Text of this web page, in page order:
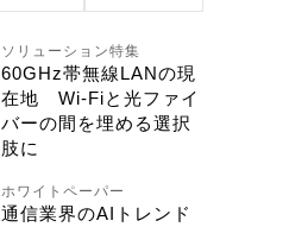
ソリューション特集
60GHz帯無線LANの現
在地 Wi-Fiと光ファイ
バーの間を埋める選択
肢に
ホワイトペーパー
通信業界のAIトレンド